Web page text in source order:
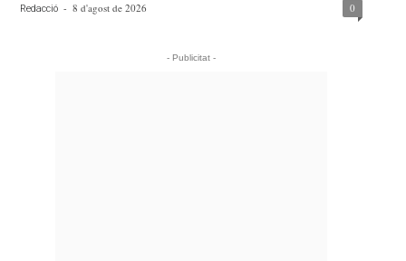
Redacció - 8 d'agost de 2026 0
- Publicitat -